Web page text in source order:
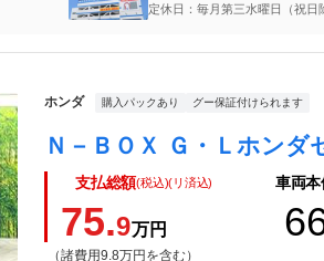
定休日：毎月第三水曜日（祝
ホンダ 購入パックあり グー保証付けられます
支払総額(税込)(リ済込)
75.9万円
（諸費用9.8万円を含む）
車両